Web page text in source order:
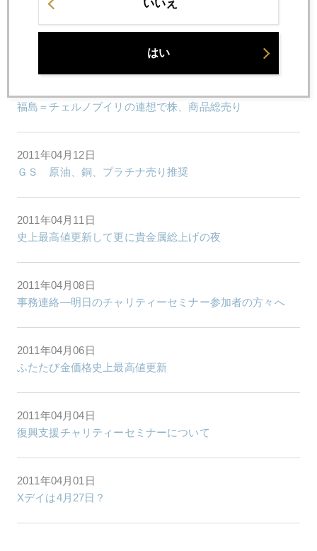
2011年04月15日
福島＝チェルノブイリの連想で株、商品総売り
2011年04月12日
ＧＳ 原油、銅、プラチナ売り推奨
2011年04月11日
史上最高値更新して更に貴金属総上げの夜
2011年04月08日
事務連絡―明日のチャリティーセミナー参加者の方々へ
2011年04月06日
ふたたび金価格史上最高値更新
2011年04月04日
復興支援チャリティーセミナーについて
2011年04月01日
Xデイは4月27日？
いいえ
はい